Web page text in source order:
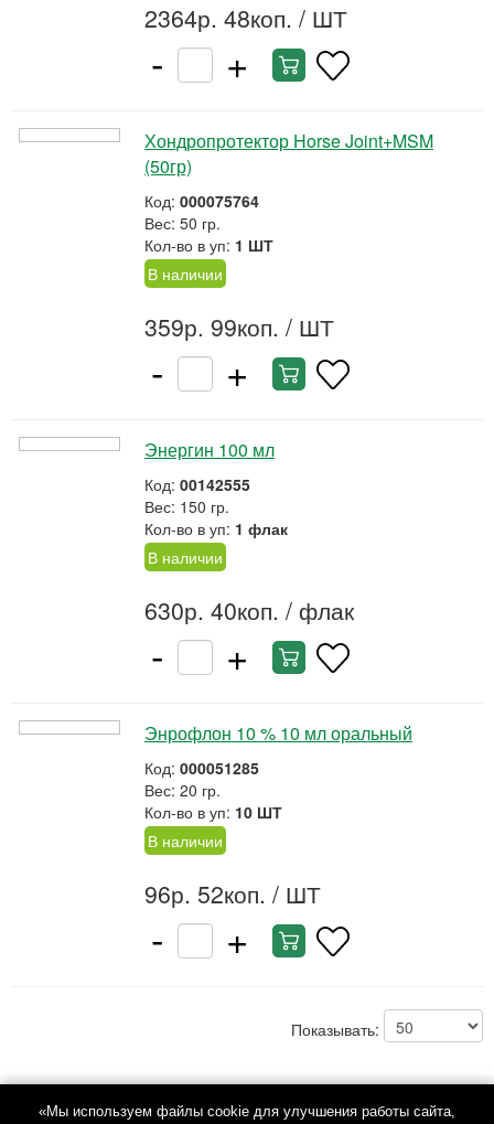
2364р. 48коп. / ШТ
- +
Хондропротектор Horse Joint+MSM
(50гр)
Код: 000075764
Вес: 50 гр.
Кол-во в уп: 1 ШТ
В наличии
359р. 99коп. / ШТ
- +
Энергин 100 мл
Код: 00142555
Вес: 150 гр.
Кол-во в уп: 1 флак
В наличии
630р. 40коп. / флак
- +
Энрофлон 10 % 10 мл оральный
Код: 000051285
Вес: 20 гр.
Кол-во в уп: 10 ШТ
В наличии
96р. 52коп. / ШТ
- +
Показывать:
«Мы используем файлы cookie для улучшения работы сайта,